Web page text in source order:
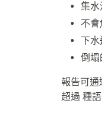
集水
不
下
倒塌
報告可
超過 種